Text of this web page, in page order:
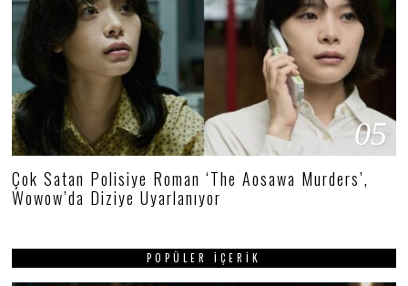
05
Çok Satan Polisiye Roman ‘The Aosawa Murders’,
Wowow’da Diziye Uyarlanıyor
POPÜLER İÇERIK